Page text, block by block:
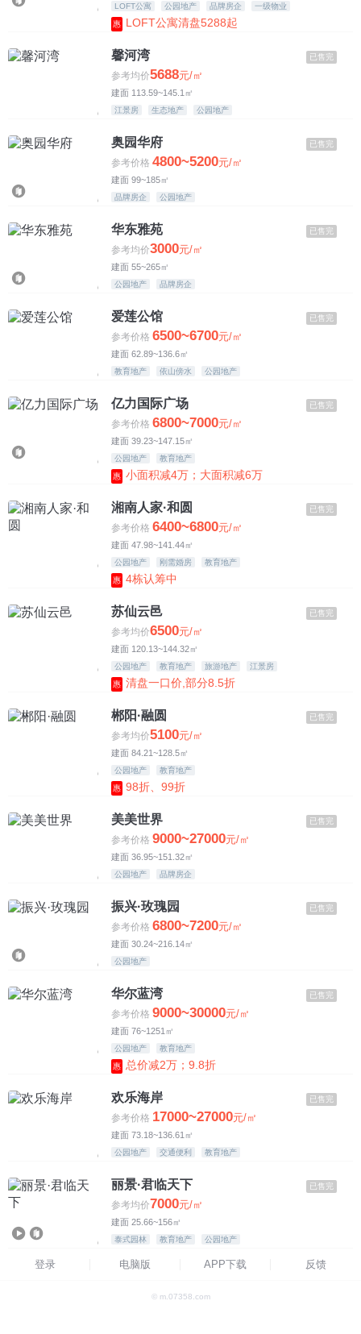
LOFT公寓 公园地产 品牌房企 一级物业
惠 LOFT公寓清盘5288起
馨河湾
参考均价5688元/㎡
建面 113.59~145.1㎡
江景房 生态地产 公园地产
已售完
奥园华府
参考价格 4800~5200元/㎡
建面 99~185㎡
品牌房企 公园地产
已售完
华东雅苑
参考均价3000元/㎡
建面 55~265㎡
公园地产 品牌房企
已售完
爱莲公馆
参考价格 6500~6700元/㎡
建面 62.89~136.6㎡
教育地产 依山傍水 公园地产
已售完
亿力国际广场
参考价格 6800~7000元/㎡
建面 39.23~147.15㎡
公园地产 教育地产
已售完
惠 小面积减4万；大面积减6万
湘南人家·和圆
参考价格 6400~6800元/㎡
建面 47.98~141.44㎡
公园地产 刚需婚房 教育地产
已售完
惠 4栋认筹中
苏仙云邑
参考均价6500元/㎡
建面 120.13~144.32㎡
公园地产 教育地产 旅游地产 江景房
已售完
惠 清盘一口价,部分8.5折
郴阳·融圆
参考均价5100元/㎡
建面 84.21~128.5㎡
公园地产 教育地产
已售完
惠 98折、99折
美美世界
参考价格 9000~27000元/㎡
建面 36.95~151.32㎡
公园地产 品牌房企
已售完
振兴·玫瑰园
参考价格 6800~7200元/㎡
建面 30.24~216.14㎡
公园地产
已售完
华尔蓝湾
参考价格 9000~30000元/㎡
建面 76~1251㎡
公园地产 教育地产
已售完
惠 总价减2万；9.8折
欢乐海岸
参考价格 17000~27000元/㎡
建面 73.18~136.61㎡
公园地产 交通便利 教育地产
已售完
丽景·君临天下
参考均价7000元/㎡
建面 25.66~156㎡
泰式园林 教育地产 公园地产
已售完
登录 电脑版 APP下载 反馈
© m.07358.com